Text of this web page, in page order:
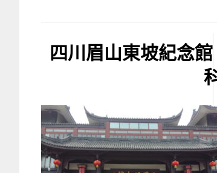
四川眉山東坡紀念